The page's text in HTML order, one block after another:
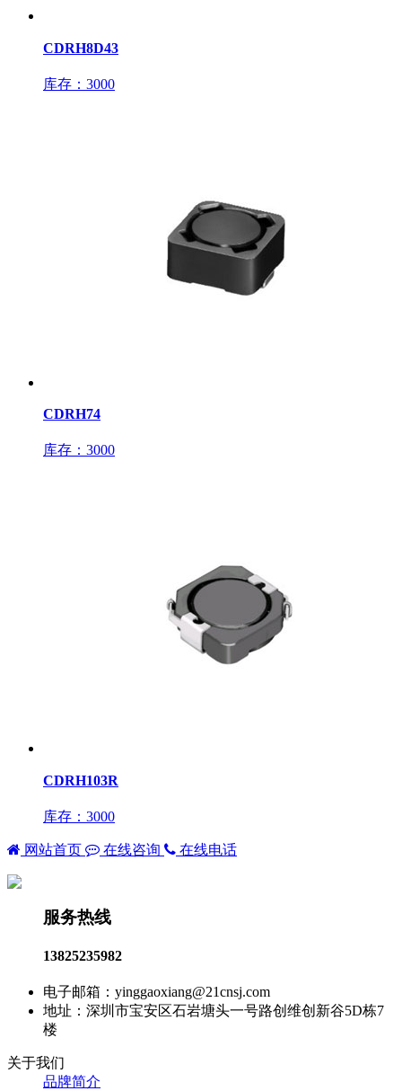
CDRH8D43
库存：3000
CDRH74
库存：3000
CDRH103R
库存：3000
网站首页 在线咨询 在线电话
服务热线
13825235982
电子邮箱：yinggaoxiang@21cnsj.com
地址：深圳市宝安区石岩塘头一号路创维创新谷5D栋7
楼
关于我们
品牌简介